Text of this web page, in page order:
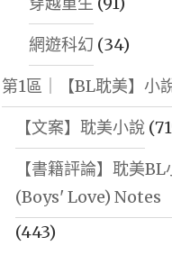
網遊科幻 (34)
第1區｜【BL耽美】小
【文案】耽美小說
【書籍評論】耽美
(Boys' Love) Notes
(443)